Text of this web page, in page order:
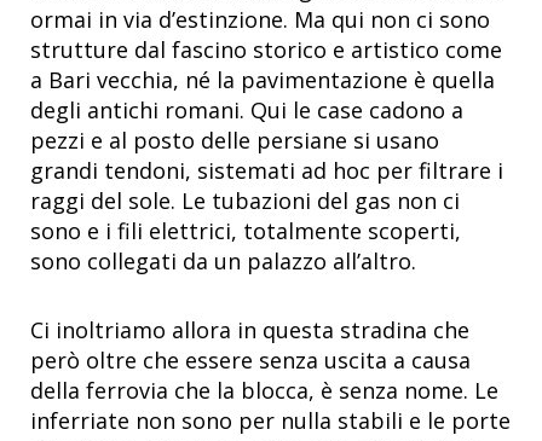
ormai in via d’estinzione. Ma qui non ci sono
strutture dal fascino storico e artistico come
a Bari vecchia, né la pavimentazione è quella
degli antichi romani. Qui le case cadono a
pezzi e al posto delle persiane si usano
grandi tendoni, sistemati ad hoc per filtrare i
raggi del sole. Le tubazioni del gas non ci
sono e i fili elettrici, totalmente scoperti,
sono collegati da un palazzo all’altro.
Ci inoltriamo allora in questa stradina che
però oltre che essere senza uscita a causa
della ferrovia che la blocca, è senza nome. Le
inferriate non sono per nulla stabili e le porte